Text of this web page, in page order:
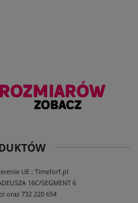
UE : Timeforf.pl
16C/SEGMENT 6
oraz 732 220 654